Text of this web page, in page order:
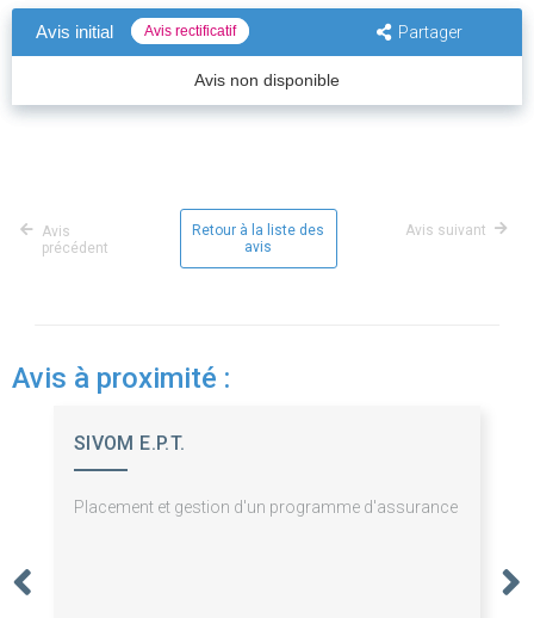
Avis initial Avis rectificatif Partager
Avis non disponible
Avis
précédent
Retour à la liste des
avis
Avis suivant
Avis à proximité :
SIVOM E.P.T.
Placement et gestion d'un programme d'assurance